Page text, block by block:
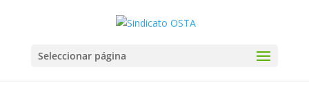
Seleccionar página